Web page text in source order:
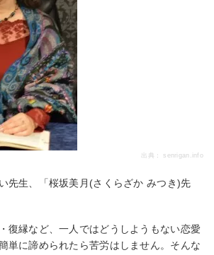
出典： senrigan.info
先生、「桜坂美月(さくらざか みつき)先
復縁など、一人ではどうしようもない恋愛
単に諦められたら苦労はしません。そんな